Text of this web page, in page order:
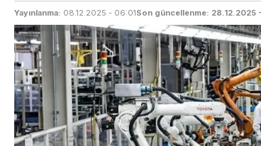
Yayınlanma: 08.12.2025 - 06:01Son güncellenme: 28.12.2025